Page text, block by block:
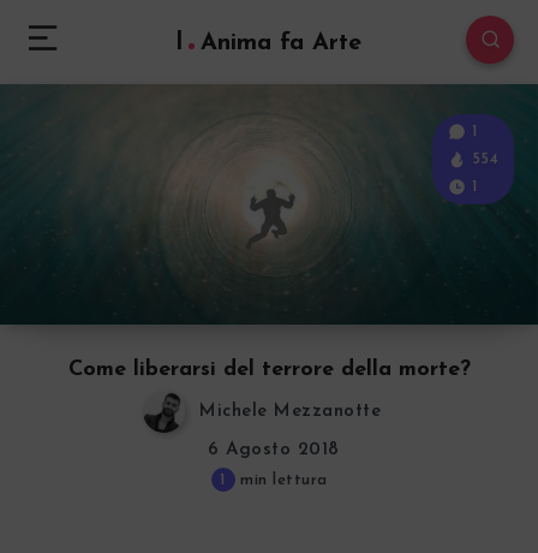
l Anima fa Arte
Come liberarsi del terrore della morte?
1
554
1
Michele Mezzanotte
6 Agosto 2018
1 min lettura